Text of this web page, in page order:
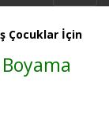
Çocuklar İçin